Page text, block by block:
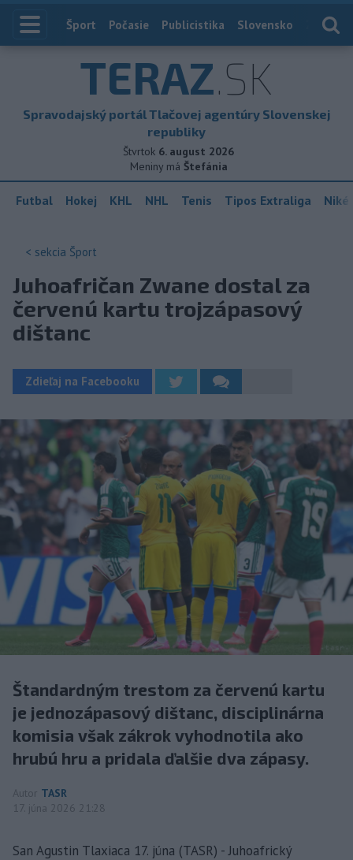
Index
Šport Počasie Publicistika Slovensko
TERAZ.SK
Spravodajský portál Tlačovej agentúry Slovenskej
republiky
Štvrtok 6. august 2026
Meniny má Štefánia
Futbal Hokej KHL NHL Tenis Tipos Extraliga
< sekcia Šport
Juhoafričan Zwane dostal za
červenú kartu trojzápasový
dištanc
Zdieľaj na Facebooku
Štandardným trestom za červenú kartu
je jednozápasový dištanc, disciplinárna
komisia však zákrok vyhodnotila ako
hrubú hru a pridala ďalšie dva zápasy.
Autor TASR
17. júna 2026 21:28
San Agustin Tlaxiaca 17. júna (TASR) - Juhoafrický